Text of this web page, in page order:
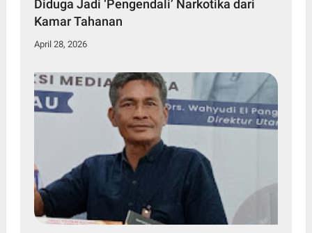
Diduga Jadi ‘Pengendali’ Narkotika dari
Kamar Tahanan
April 28, 2026